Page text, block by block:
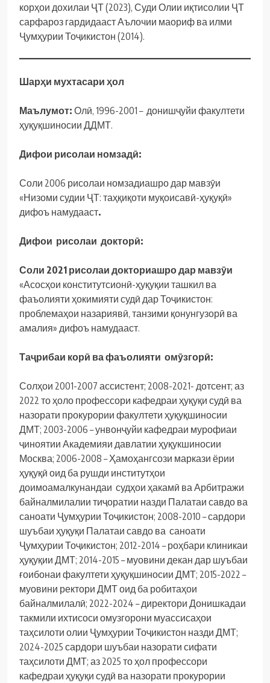
корҳои дохилаи ҶТ (2023), Суди Олии иқтисолии ҶТ
сарфароз гардидааст Аълочии маориф ва илми
Ҷумҳурии Тоҷикистон (2014).
Шарҳи мухтасари ҳол
Маълумот: Олӣ, 1996-2001 – донишҷуйи факултети
ҳуқуқшиносии ДДМТ.
Дифои рисолаи номзадӣ:
Соли 2006 рисолаи номзадиашро дар мавзӯи
«Низоми судии ҶТ: таҳқиқоти муқоисавӣ-ҳуқуқӣ»
дифоъ намудааст.
Дифои рисолаи докторӣ:
Соли 2021 рисолаи докториашро дар мавзӯи
«Асосҳои конститутсионӣ-ҳуқуқии ташкил ва
фаъолияти ҳокимияти судӣ дар Тоҷикистон:
проблемаҳои назариявӣ, танзими қонунгузорӣ ва
амалия» дифоъ намудааст.
Таҷрибаи корӣ ва фаъолияти омӯзгорӣ:
Солҳои 2001-2007 ассистент; 2008-2021- дотсент; аз
2022 то ҳоло профессори кафедраи ҳуқуқи судӣ ва
назорати прокурории факултети ҳуқуқшиносии
ДМТ; 2003-2006 – унвонҷуйи кафедраи мурофиаи
ҷиноятии Академияи давлатии ҳуқукшиносии
Москва; 2006-2008 – Ҳамоҳангсози маркази ёрии
ҳуқуқӣ оид ба рушди институтҳои
доимоамалкунандаи судҳои ҳакамӣ ва Арбитражи
байналмилалии тиҷоратии назди Палатаи савдо ва
саноати Ҷумҳурии Тоҷикистон; 2008-2010 – сардори
шуъбаи ҳуқуқи Палатаи савдо ва саноати
Ҷумҳурии Тоҷикистон; 2012-2014 – роҳбари клиникаи
ҳуқуқии ДМТ; 2014-2015 – муовини декан дар шуъбаи
ғоибонаи факултети ҳуқуқшиносии ДМТ; 2015-2022 –
муовини ректори ДМТ оид ба робитаҳои
байналмилалӣ; 2022-2024 – директори Донишкадаи
такмили ихтисоси омузгорони муассисаҳои
таҳсилоти олии Ҷумҳурии Тоҷикистон назди ДМТ;
2024-2025 сардори шуъбаи назорати сифати
таҳсилоти ДМТ; аз 2025 то ҳол профессори
кафедраи ҳуқуқи судӣ ва назорати прокурории